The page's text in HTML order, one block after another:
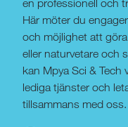
en professionell och
Här möter du
och möjlighet att
eller naturvetare och
kan Mpya Sci & Tech
lediga tjänster och
tillsammans med oss.